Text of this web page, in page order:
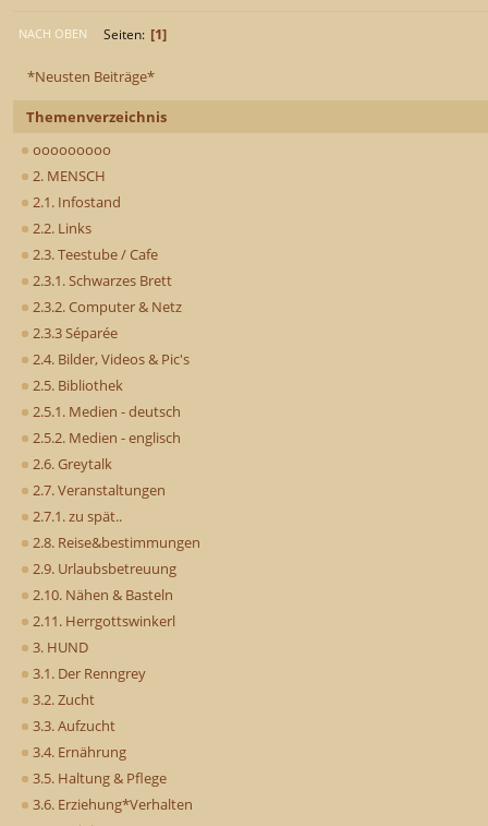
*Neusten Beiträge*
Themenverzeichnis
ooooooooo
2. MENSCH
2.1. Infostand
2.2. Links
2.3. Teestube / Cafe
2.3.1. Schwarzes Brett
2.3.2. Computer & Netz
2.3.3 Séparée
2.4. Bilder, Videos & Pic's
2.5. Bibliothek
2.5.1. Medien - deutsch
2.5.2. Medien - englisch
2.6. Greytalk
2.7. Veranstaltungen
2.7.1. zu spät..
2.8. Reise&bestimmungen
2.9. Urlaubsbetreuung
2.10. Nähen & Basteln
2.11. Herrgottswinkerl
3. HUND
3.1. Der Renngrey
3.2. Zucht
3.3. Aufzucht
3.4. Ernährung
3.5. Haltung & Pflege
3.6. Erziehung*Verhalten
NACH OBEN Seiten 1